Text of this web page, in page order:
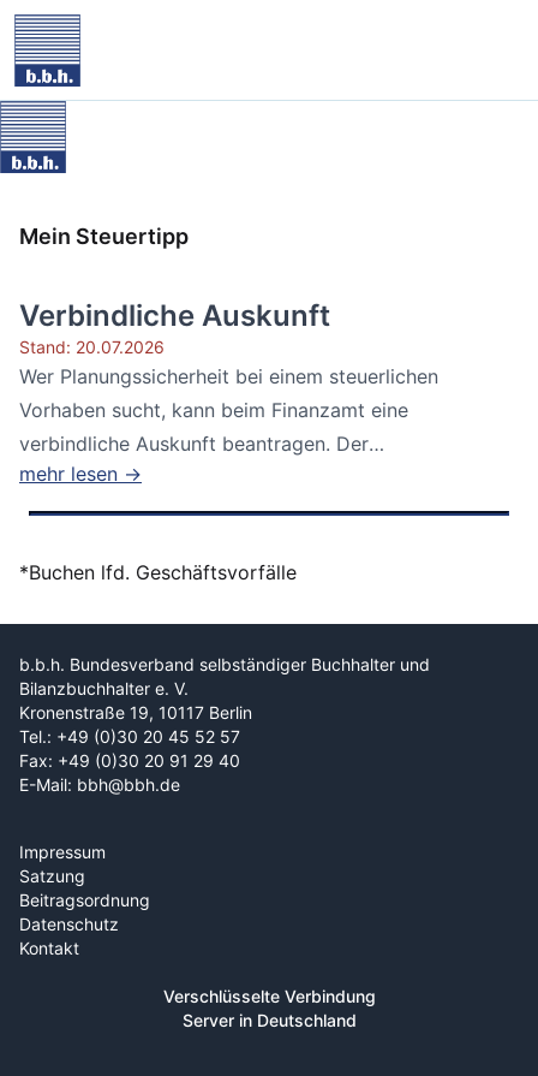
Mein Steuertipp
Verbindliche Auskunft
Stand: 20.07.2026
Wer Planungssicherheit bei einem steuerlichen
Vorhaben sucht, kann beim Finanzamt eine
verbindliche Auskunft beantragen. Der
Bundesfinanzhof...
mehr lesen →
*Buchen lfd. Geschäftsvorfälle
b.b.h. Bundesverband selbständiger Buchhalter und
Bilanzbuchhalter e. V.
Kronenstraße 19, 10117 Berlin
Tel.: +49 (0)30 20 45 52 57
Fax: +49 (0)30 20 91 29 40
E-Mail: bbh@bbh.de
Impressum
Satzung
Beitragsordnung
Datenschutz
Kontakt
Verschlüsselte Verbindung
Server in Deutschland